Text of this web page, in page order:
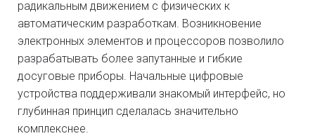
радикальным движением с физических к
автоматическим разработкам. Возникновение
электронных элементов и процессоров позволило
разрабатывать более запутанные и гибкие
досуговые приборы. Начальные цифровые
устройства поддерживали знакомый интерфейс, но
глубинная принцип сделалась значительно
комплекснее.